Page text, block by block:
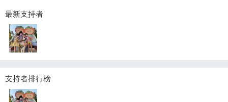
最新支持者
支持者排行榜